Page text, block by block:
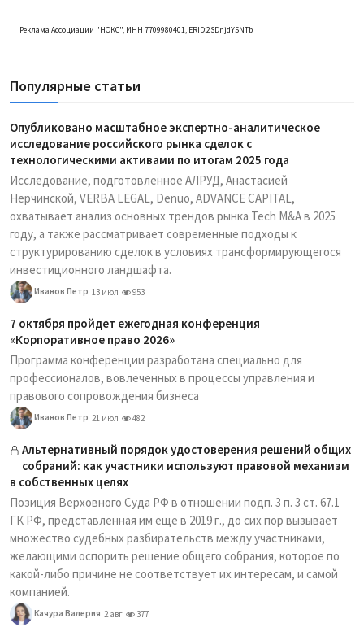
Реклама Ассоциации "НОКС", ИНН 7709980401, ERID:2SDnjdY5NTb
Популярные статьи
Опубликовано масштабное экспертно-аналитическое
исследование российского рынка сделок с
технологическими активами по итогам 2025 года
Исследование, подготовленное АЛРУД, Анастасией
Нерчинской, VERBA LEGAL, Denuo, ADVANCE CAPITAL,
охватывает анализ основных трендов рынка Tech M&A в 2025
году, а также рассматривает современные подходы к
структурированию сделок в условиях трансформирующегося
инвестиционного ландшафта.
Иванов Петр 13 июл 953
7 октября пройдет ежегодная конференция
«Корпоративное право 2026»
Программа конференции разработана специально для
профессионалов, вовлеченных в процессы управления и
правового сопровождения бизнеса
Иванов Петр 21 июл 482
Альтернативный порядок удостоверения решений общих
собраний: как участники используют правовой механизм
в собственных целях
Позиция Верховного Суда РФ в отношении подп. 3 п. 3 ст. 67.1
ГК РФ, представленная им еще в 2019 г., до сих пор вызывает
множество судебных разбирательств между участниками,
желающими оспорить решение общего собрания, которое по
какой-либо причине не соответствует их интересам, и самой
компанией.
Качура Валерия 2 авг 377